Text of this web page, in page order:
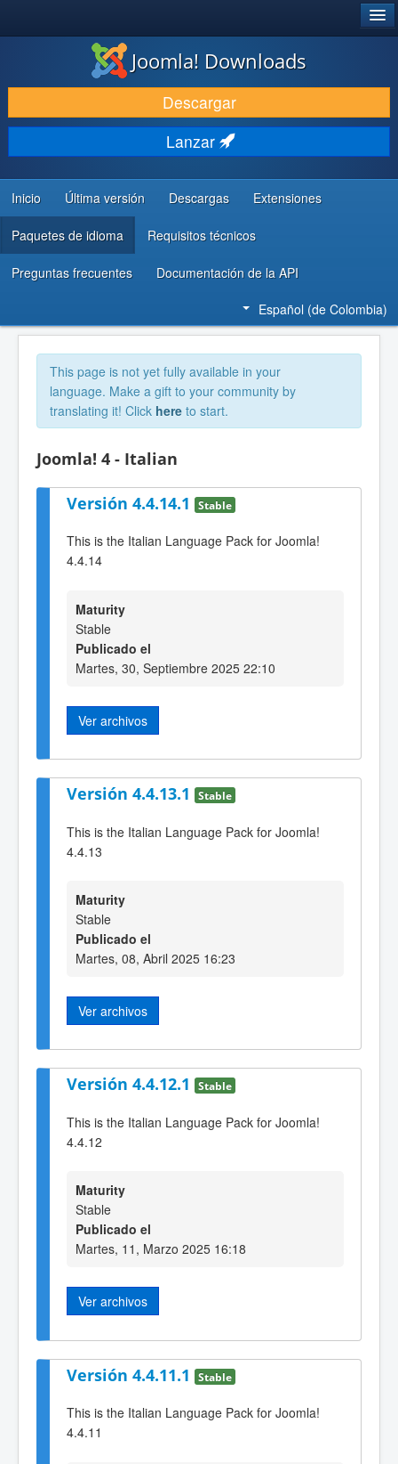
DESCARGAR
DESCUBRE Y APRENDE
COMUNIDAD Y AYUDA
RECURSOS PARA DESARROLLADORES
Joomla! Downloads
Descargar
Lanzar
Inicio Última versión Descargas Extensiones
Paquetes de idioma Requisitos técnicos
Preguntas frecuentes Documentación de la API
Español (de Colombia)
This page is not yet fully available in your
language. Make a gift to your community by
translating it! Click here to start.
Joomla! 4 - Italian
Versión 4.4.14.1 Stable
This is the Italian Language Pack for Joomla!
4.4.14
Maturity
Stable
Publicado el
Martes, 30, Septiembre 2025 22:10
Ver archivos
Versión 4.4.13.1 Stable
This is the Italian Language Pack for Joomla!
4.4.13
Maturity
Stable
Publicado el
Martes, 08, Abril 2025 16:23
Ver archivos
Versión 4.4.12.1 Stable
This is the Italian Language Pack for Joomla!
4.4.12
Maturity
Stable
Publicado el
Martes, 11, Marzo 2025 16:18
Ver archivos
Versión 4.4.11.1 Stable
This is the Italian Language Pack for Joomla!
4.4.11